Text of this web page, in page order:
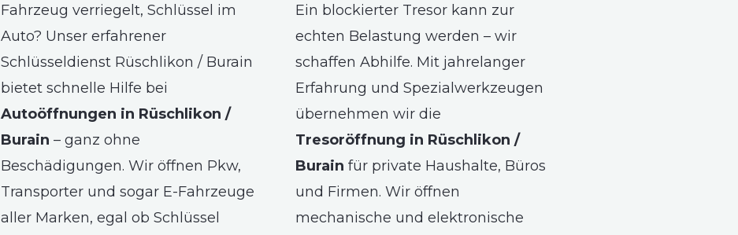
Fahrzeug verriegelt, Schlüssel im
Auto? Unser erfahrener
Schlüsseldienst Rüschlikon / Burain
bietet schnelle Hilfe bei
Autoöffnungen in Rüschlikon /
Burain – ganz ohne
Beschädigungen. Wir öffnen Pkw,
Transporter und sogar E-Fahrzeuge
aller Marken, egal ob Schlüssel
Ein blockierter Tresor kann zur
echten Belastung werden – wir
schaffen Abhilfe. Mit jahrelanger
Erfahrung und Spezialwerkzeugen
übernehmen wir die
Tresoröffnung in Rüschlikon /
Burain für private Haushalte, Büros
und Firmen. Wir öffnen
mechanische und elektronische